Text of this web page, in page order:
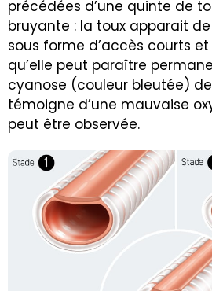
précédées d’une quinte de
bruyante : la toux apparait
sous forme d’accès courts
qu’elle peut paraître
cyanose (couleur bleutée)
témoigne d’une mauvaise
peut être observée.